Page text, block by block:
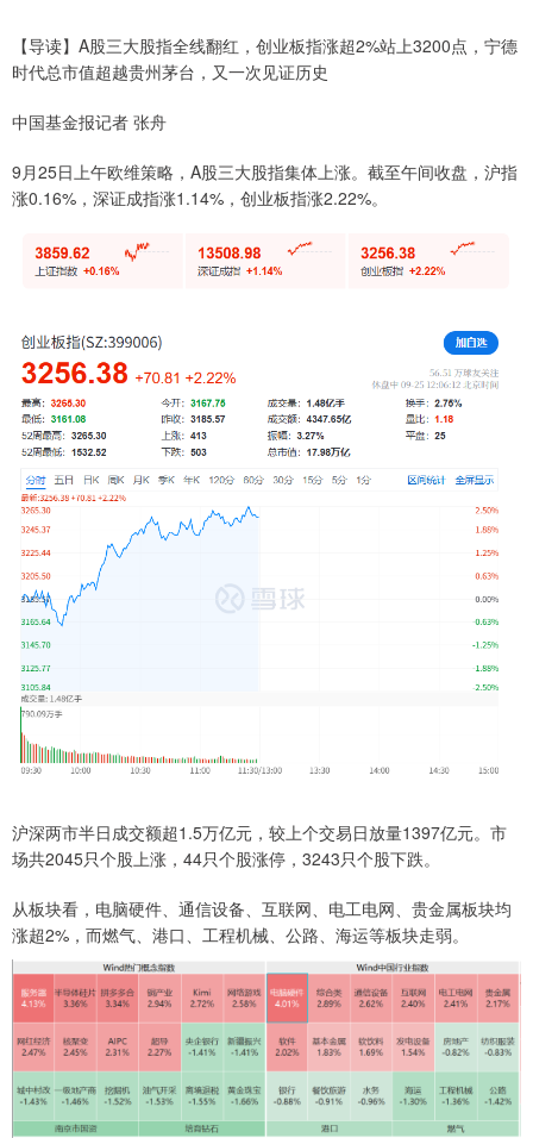
【导读】A股三大股指全线翻红，创业板指涨超2%站上3200点，宁德
时代总市值超越贵州茅台，又一次见证历史
中国基金报记者 张舟
9月25日上午欧维策略，A股三大股指集体上涨。截至午间收盘，沪指
涨0.16%，深证成指涨1.14%，创业板指涨2.22%。
沪深两市半日成交额超1.5万亿元，较上个交易日放量1397亿元。市
场共2045只个股上涨，44只个股涨停，3243只个股下跌。
从板块看，电脑硬件、通信设备、互联网、电工电网、贵金属板块均
涨超2%，而燃气、港口、工程机械、公路、海运等板块走弱。